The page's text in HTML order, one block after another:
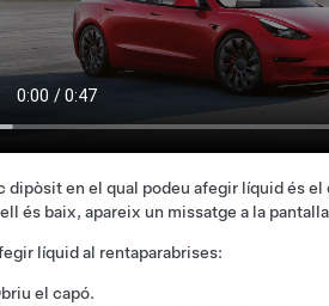
dipòsit en el qual podeu afegir líquid és
és baix, apareix un missatge a la
líquid al rentaparabrises:
el capó.